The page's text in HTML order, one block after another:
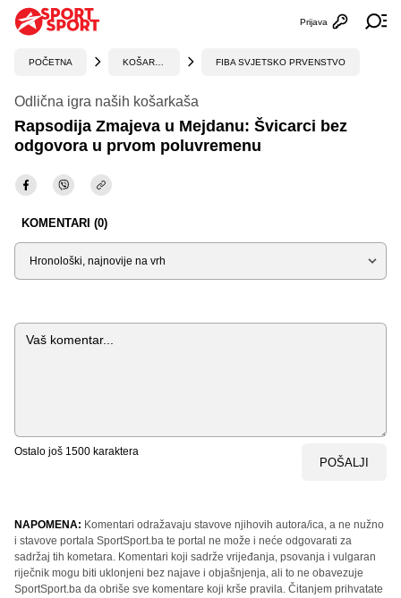
Otvori
Prijava
POČETNA FIBA SVJETSKO PRVENSTVO
Odlična igra naših košarkaša
Rapsodija Zmajeva u Mejdanu: Švicarci bez
odgovora u prvom poluvremenu
KOMENTARI (0)
Sortiraj
Komentar
Ostalo još 1500 karaktera
POŠALJI
NAPOMENA: Komentari odražavaju stavove njihovih autora/ica, a ne nužno
i stavove portala SportSport.ba te portal ne može i neće odgovarati za
sadržaj tih kometara. Komentari koji sadrže vrijeđanja, psovanja i vulgaran
riječnik mogu biti uklonjeni bez najave i objašnjenja, ali to ne obavezuje
SportSport.ba da obriše sve komentare koji krše pravila. Čitanjem prihvatate